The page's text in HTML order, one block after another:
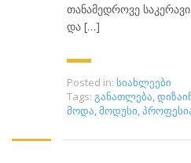
თანამედროვე
და […]
Posted in: სიახლეები
Tags: განათლება
მოდა მოდუსი